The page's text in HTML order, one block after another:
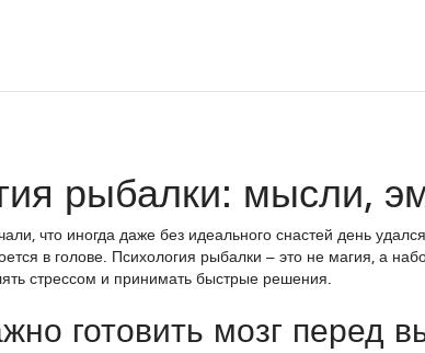
рыбалки: мысли,
что иногда даже без идеального снастей день
в голове. Психология рыбалки – это не магия, а
стрессом и принимать быстрые решения.
готовить мозг перед